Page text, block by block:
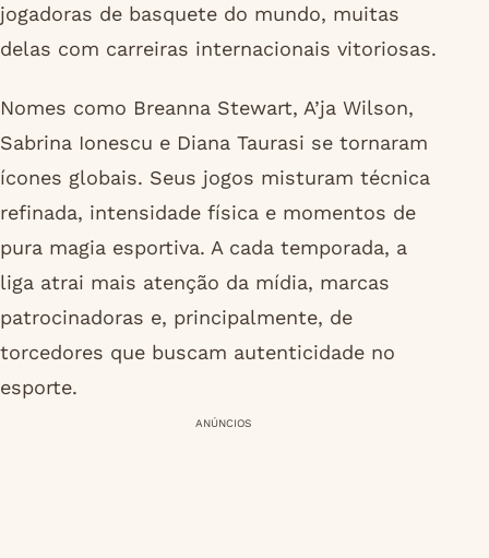
jogadoras de basquete do mundo, muitas
delas com carreiras internacionais vitoriosas.
Nomes como Breanna Stewart, A’ja Wilson,
Sabrina Ionescu e Diana Taurasi se tornaram
ícones globais. Seus jogos misturam técnica
refinada, intensidade física e momentos de
pura magia esportiva. A cada temporada, a
liga atrai mais atenção da mídia, marcas
patrocinadoras e, principalmente, de
torcedores que buscam autenticidade no
esporte.
ANÚNCIOS